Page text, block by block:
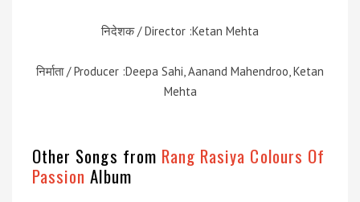
निदेशक / Director :Ketan Mehta
निर्माता / Producer :Deepa Sahi, Aanand Mahendroo, Ketan
Mehta
Other Songs from Rang Rasiya Colours Of
Passion Album